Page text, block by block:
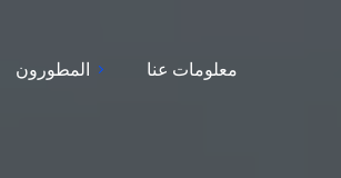
المطورون معلومات عنا